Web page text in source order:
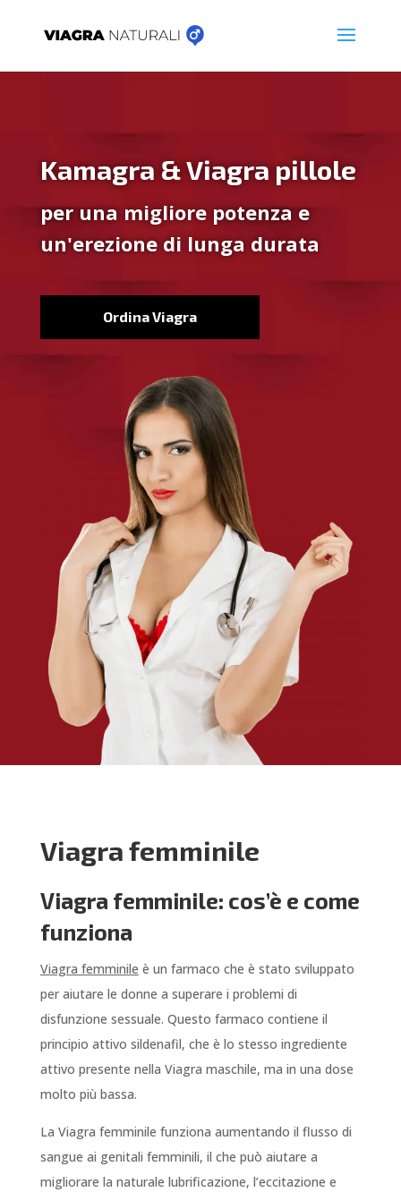
Kamagra & Viagra pillole
per una migliore potenza e
un'erezione di lunga durata
Ordina Viagra
Viagra femminile
Viagra femminile: cos’è e come
funziona
Viagra femminile è un farmaco che è stato sviluppato
per aiutare le donne a superare i problemi di
disfunzione sessuale. Questo farmaco contiene il
principio attivo sildenafil, che è lo stesso ingrediente
attivo presente nella Viagra maschile, ma in una dose
molto più bassa.
La Viagra femminile funziona aumentando il flusso di
sangue ai genitali femminili, il che può aiutare a
migliorare la naturale lubrificazione, l’eccitazione e